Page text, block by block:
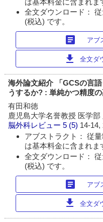
全文ダウンロード：
(税込) です。
article アブ
download 全文ダ
海外論文紹介 「GCSの言
うするか? : 単純かつ精度
有田和徳
鹿児島大学名誉教授 医学部
脳外科レビュー 5 (5) 14-14,
アブストラクト： 従
は基本料金に含まれま
全文ダウンロード：
(税込) です。
article アブ
download 全文ダ